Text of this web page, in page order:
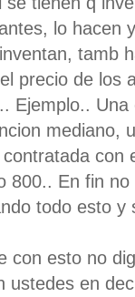
lo hacen
tamb
precio de los
Ejemplo..
mediano,
con
800.. En fin
todo esto y
con esto no
ustedes en